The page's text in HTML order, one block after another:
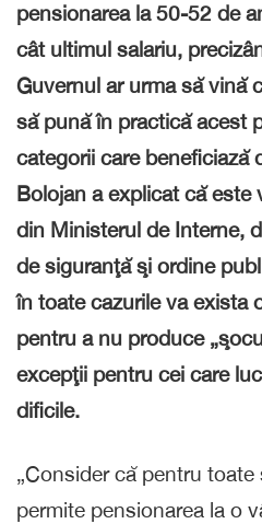
pensionarea la 50-52 de
cât ultimul salariu,
Guvernul ar urma să vină
să pună în practică acest
categorii care beneficiază
Bolojan a explicat că este
din Ministerul de Interne,
de siguranţă şi ordine
în toate cazurile va exista
pentru a nu produce
excepţii pentru cei care
dificile.
„Consider că pentru
permite pensionarea la o